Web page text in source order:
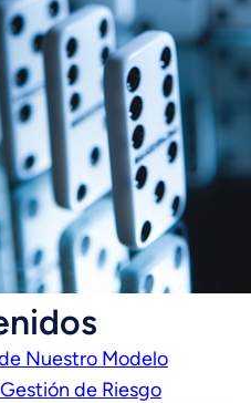
Nuestro Modelo
de Riesgo